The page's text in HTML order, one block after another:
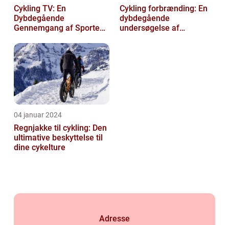
Cykling TV: En
Dybdegående
Gennemgang af Sportens
Cykling forbrænding: En
dybdegående
undersøgelse af
04 januar 2024
Regnjakke til cykling: Den
ultimative beskyttelse til
dine cykelture
Adresse